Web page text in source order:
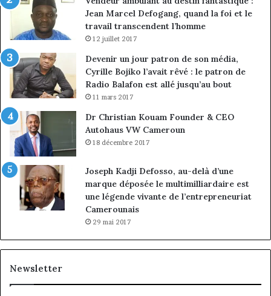
Jean Marcel Defogang, quand la foi et le
travail transcendent l’homme
12 juillet 2017
Devenir un jour patron de son média,
Cyrille Bojiko l’avait rêvé : le patron de
Radio Balafon est allé jusqu’au bout
11 mars 2017
Dr Christian Kouam Founder & CEO
Autohaus VW Cameroun
18 décembre 2017
Joseph Kadji Defosso, au-delà d’une
marque déposée le multimilliardaire est
une légende vivante de l’entrepreneuriat
Camerounais
29 mai 2017
Newsletter